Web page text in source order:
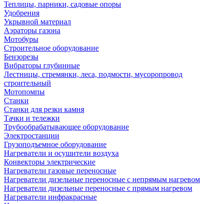
Теплицы, парники, садовые опоры
Удобрения
Укрывной материал
Аэраторы газона
Мотобуры
Строительное оборудование
Бензорезы
Вибраторы глубинные
Лестницы, стремянки, леса, подмости, мусоропровод
строительный
Мотопомпы
Станки
Станки для резки камня
Тачки и тележки
Трубообрабатывающее оборудование
Электростанции
Грузоподъемное оборудование
Нагреватели и осушители воздуха
Конвекторы электрические
Нагреватели газовые переносные
Нагреватели дизельные переносные с непрямым нагревом
Нагреватели дизельные переносные с прямым нагревом
Нагреватели инфракрасные